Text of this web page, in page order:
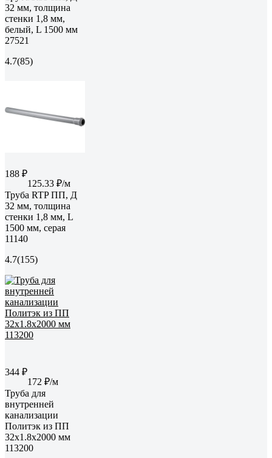
32 мм, толщина
стенки 1,8 мм,
белый, L 1500 мм
27521
4.7(85)
188 ₽
125.33 ₽/м
Труба RTP ПП, Д
32 мм, толщина
стенки 1,8 мм, L
1500 мм, серая
11140
4.7(155)
344 ₽
172 ₽/м
Труба для
внутренней
канализации
Политэк из ПП
32х1.8х2000 мм
113200